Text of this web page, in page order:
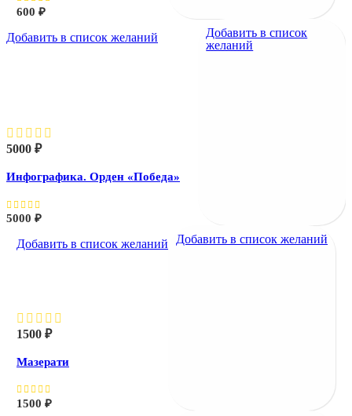
600 ₽
Добавить в список желаний
5000 ₽
Инфографика. Орден «Победа»
5000 ₽
Добавить в список
желаний
Добавить в список желаний
1500 ₽
Мазерати
1500 ₽
Добавить в список желаний